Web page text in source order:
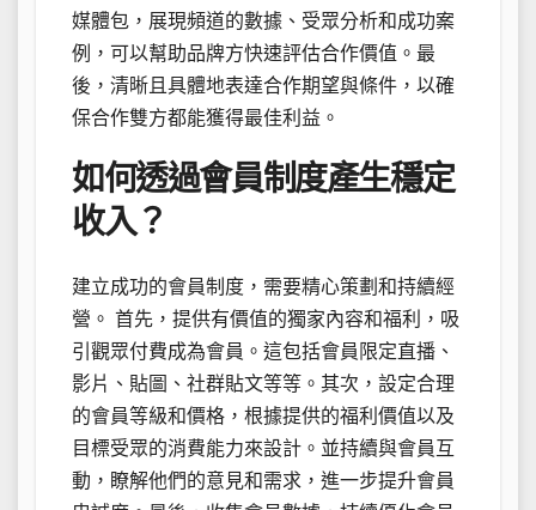
媒體包，展現頻道的數據、受眾分析和成功案
例，可以幫助品牌方快速評估合作價值。最
後，清晰且具體地表達合作期望與條件，以確
保合作雙方都能獲得最佳利益。
如何透過會員制度產生穩定
收入？
建立成功的會員制度，需要精心策劃和持續經
營。 首先，提供有價值的獨家內容和福利，吸
引觀眾付費成為會員。這包括會員限定直播、
影片、貼圖、社群貼文等等。其次，設定合理
的會員等級和價格，根據提供的福利價值以及
目標受眾的消費能力來設計。並持續與會員互
動，瞭解他們的意見和需求，進一步提升會員